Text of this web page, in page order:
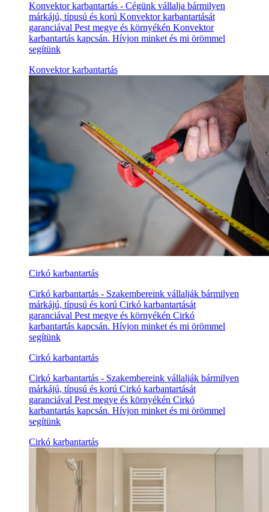
Konvektor karbantartás - Cégünk vállalja bármilyen
márkájú, típusú és korú Konvektor karbantartását
garanciával Pest megye és környékén Konvektor
karbantartás kapcsán. Hívjon minket és mi örömmel
segítünk
Konvektor karbantartás
Cirkó karbantartás
Cirkó karbantartás - Szakembereink vállalják bármilyen
márkájú, típusú és korú Cirkó karbantartását
garanciával Pest megye és környékén Cirkó
karbantartás kapcsán. Hívjon minket és mi örömmel
segítünk
Cirkó karbantartás
Cirkó karbantartás - Szakembereink vállalják bármilyen
márkájú, típusú és korú Cirkó karbantartását
garanciával Pest megye és környékén Cirkó
karbantartás kapcsán. Hívjon minket és mi örömmel
segítünk
Cirkó karbantartás